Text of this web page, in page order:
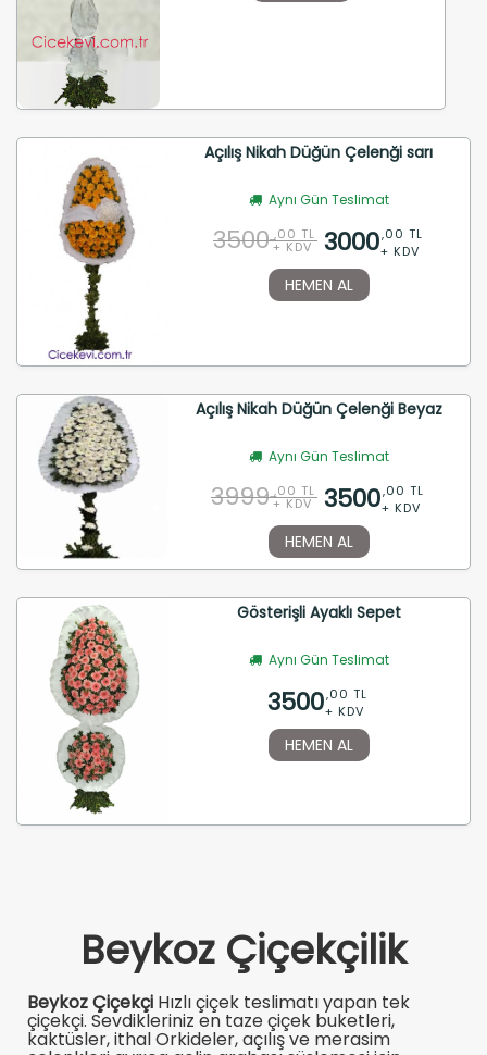
Açılış Nikah Düğün Çelenği sarı
Aynı Gün Teslimat
3500 ,00 TL
+ KDV 3000,00 TL
+ KDV
HEMEN AL
Açılış Nikah Düğün Çelenği Beyaz
Aynı Gün Teslimat
3999 ,00 TL
+ KDV 3500,00 TL
+ KDV
HEMEN AL
Gösterişli Ayaklı Sepet
Aynı Gün Teslimat
3500,00 TL
+ KDV
HEMEN AL
Beykoz Çiçekçilik
Beykoz Çiçekçi Hızlı çiçek teslimatı yapan tek
çiçekçi. Sevdikleriniz en taze çiçek buketleri,
kaktüsler, ithal Orkideler, açılış ve merasim